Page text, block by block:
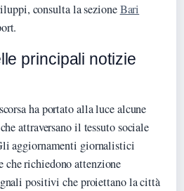
consulta la sezioneBari
principali notizie
ha portato alla luce alcune
attraversano il tessuto sociale
aggiornamenti giornalistici
che richiedono attenzione
positivi che proiettano la città